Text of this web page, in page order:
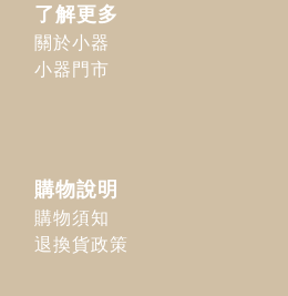
了解更多
關於小器
小器門市
購物說明
購物須知
退換貨政策